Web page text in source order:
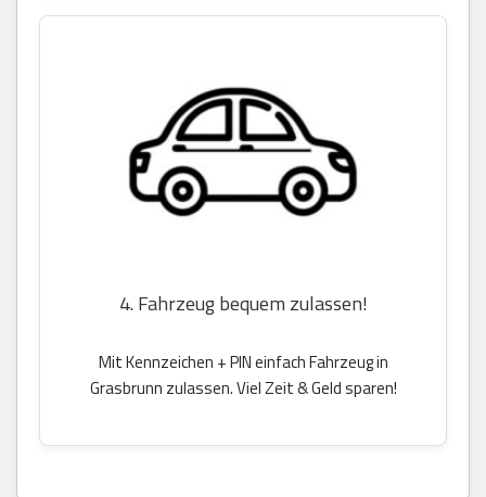
4. Fahrzeug bequem zulassen!
Mit Kennzeichen + PIN einfach Fahrzeug in
Grasbrunn zulassen. Viel Zeit & Geld sparen!